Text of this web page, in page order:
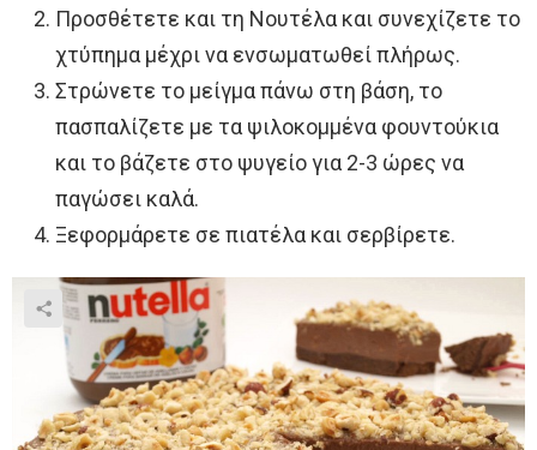
Προσθέτετε και τη Νουτέλα και συνεχίζετε το
χτύπημα μέχρι να ενσωματωθεί πλήρως.
Στρώνετε το μείγμα πάνω στη βάση, το
πασπαλίζετε με τα ψιλοκομμένα φουντούκια
και το βάζετε στο ψυγείο για 2-3 ώρες να
παγώσει καλά.
Ξεφορμάρετε σε πιατέλα και σερβίρετε.